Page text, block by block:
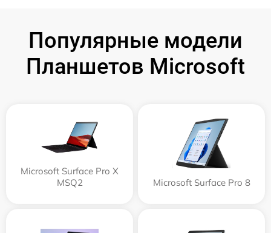
Популярные модели
Планшетов Microsoft
Microsoft Surface Pro X
MSQ2
Microsoft Surface Pro 8